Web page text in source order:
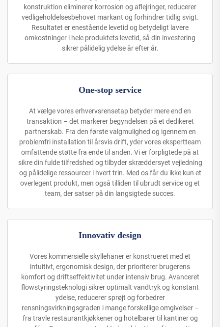
konstruktion eliminerer korrosion og aflejringer, reducerer
vedligeholdelsesbehovet markant og forhindrer tidlig svigt.
Resultatet er enestående levetid og betydeligt lavere
omkostninger i hele produktets levetid, så din investering
sikrer pålidelig ydelse år efter år.
One-stop service
At vælge vores erhvervsrensetap betyder mere end en
transaktion – det markerer begyndelsen på et dedikeret
partnerskab. Fra den første valgmulighed og igennem en
problemfri installation til årsvis drift, yder vores ekspertteam
omfattende støtte fra ende til anden. Vi er forpligtede på at
sikre din fulde tilfredshed og tilbyder skræddersyet vejledning
og pålidelige ressourcer i hvert trin. Med os får du ikke kun et
overlegent produkt, men også tilliden til ubrudt service og et
team, der satser på din langsigtede succes.
Innovativ design
Vores kommersielle skyllehaner er konstrueret med et
intuitivt, ergonomisk design, der prioriterer brugerens
komfort og driftseffektivitet under intensiv brug. Avanceret
flowstyringsteknologi sikrer optimalt vandtryk og konstant
ydelse, reducerer sprøjt og forbedrer
rensningsvirkningsgraden i mange forskellige omgivelser –
fra travle restaurantkjøkkener og hotelbarer til kantiner og